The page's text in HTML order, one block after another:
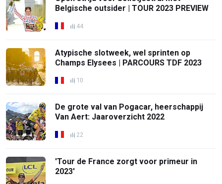
Belgische outsider | TOUR 2023 PREVIEW
44
Atypische slotweek, wel sprinten op
Champs Elysees | PARCOURS TDF 2023
10
De grote val van Pogacar, heerschappij
Van Aert: Jaaroverzicht 2022
22
'Tour de France zorgt voor primeur in
2023'